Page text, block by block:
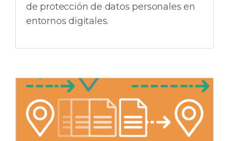
de protección de datos personales en
entornos digitales.